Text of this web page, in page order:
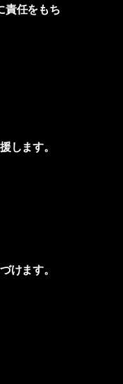
責任をもち
します。
けます。